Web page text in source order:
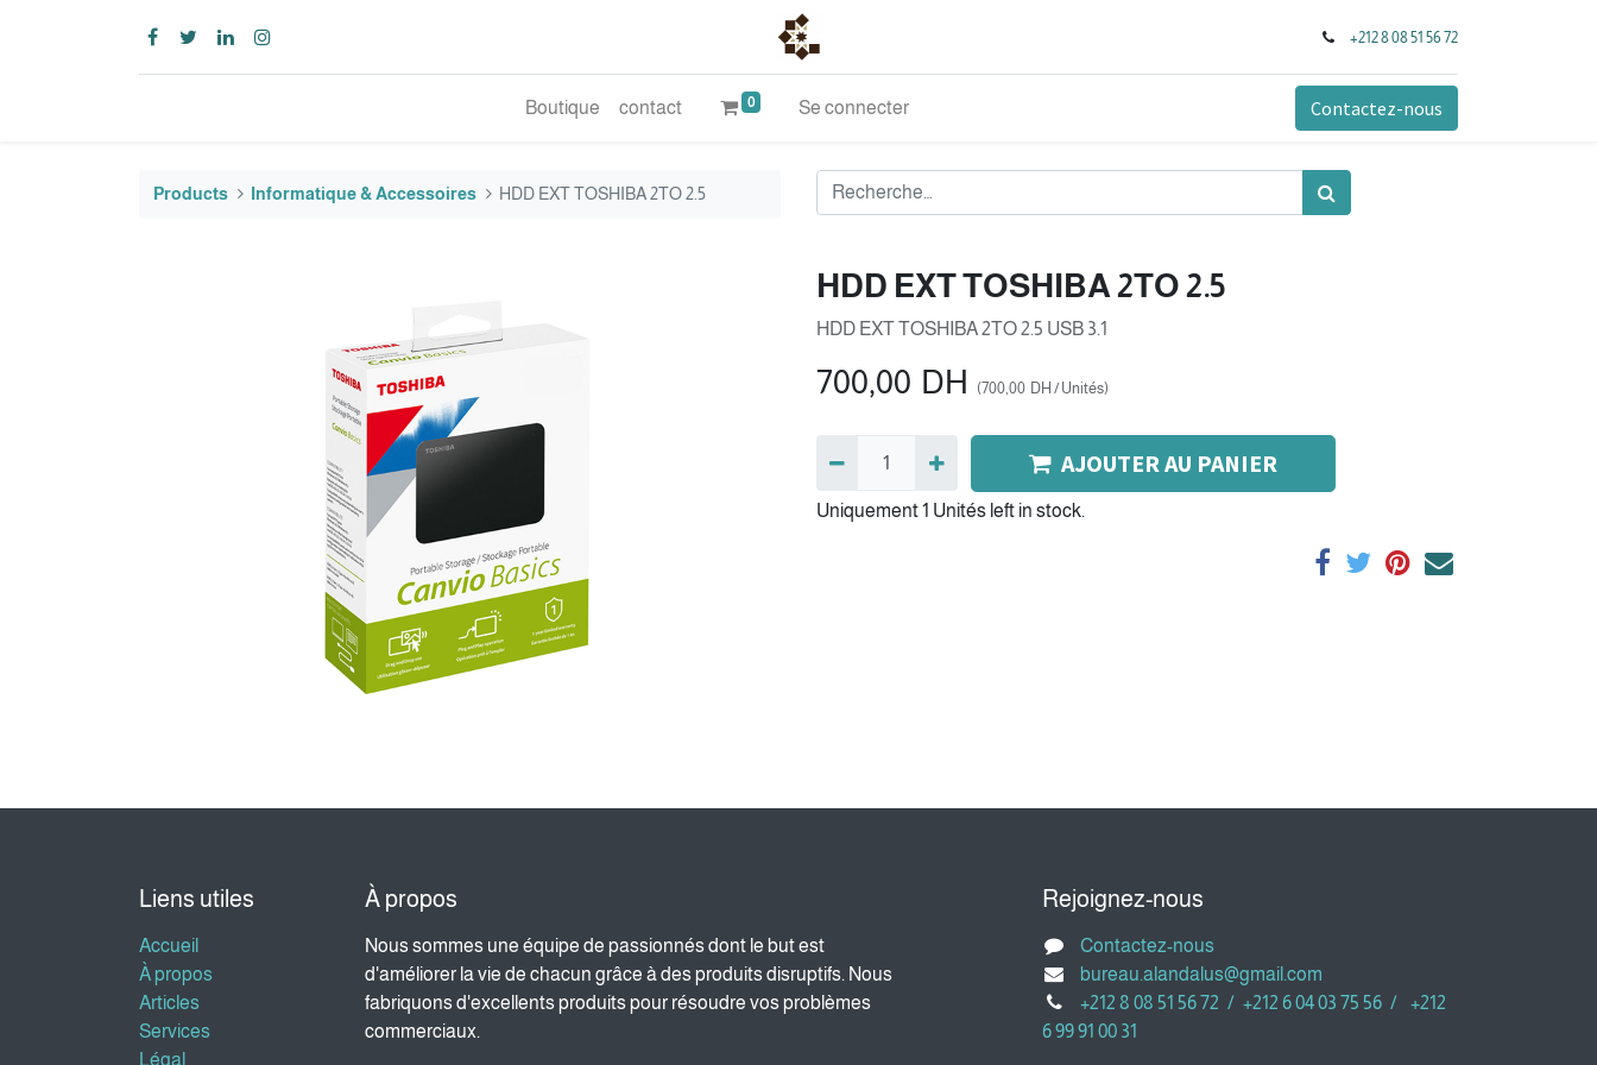
+212 8 08 51 56 72
Boutique contact 0 Se connecter Contactez-nous
Products Informatique & Accessoires HDD EXT TOSHIBA 2TO 2.5
HDD EXT TOSHIBA 2TO 2.5
HDD EXT TOSHIBA 2TO 2.5 USB 3.1
700,00 DH (700,00 DH /Unités)
AJOUTER AU PANIER
Uniquement 1 Unités left in stock.
Liens utiles
Accueil
À propos
Articles
Services
Légal
À propos
Nous sommes une équipe de passionnés dont le but est
d'améliorer la vie de chacun grâce à des produits disruptifs. Nous
fabriquons d'excellents produits pour résoudre vos problèmes
commerciaux.
Rejoignez-nous
Contactez-nous
bureau.alandalus@gmail.com
+212 8 08 51 56 72 / +212 6 04 03 75 56 / +212
6 99 91 00 31